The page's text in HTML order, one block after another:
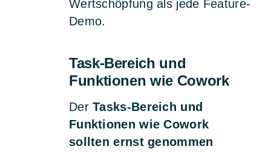
Wertschöpfung als jede Feature-
Demo.
Task-Bereich und
Funktionen wie Cowork
DerTasks-Bereich und
Funktionen wie Cowork
sollten ernst genommen